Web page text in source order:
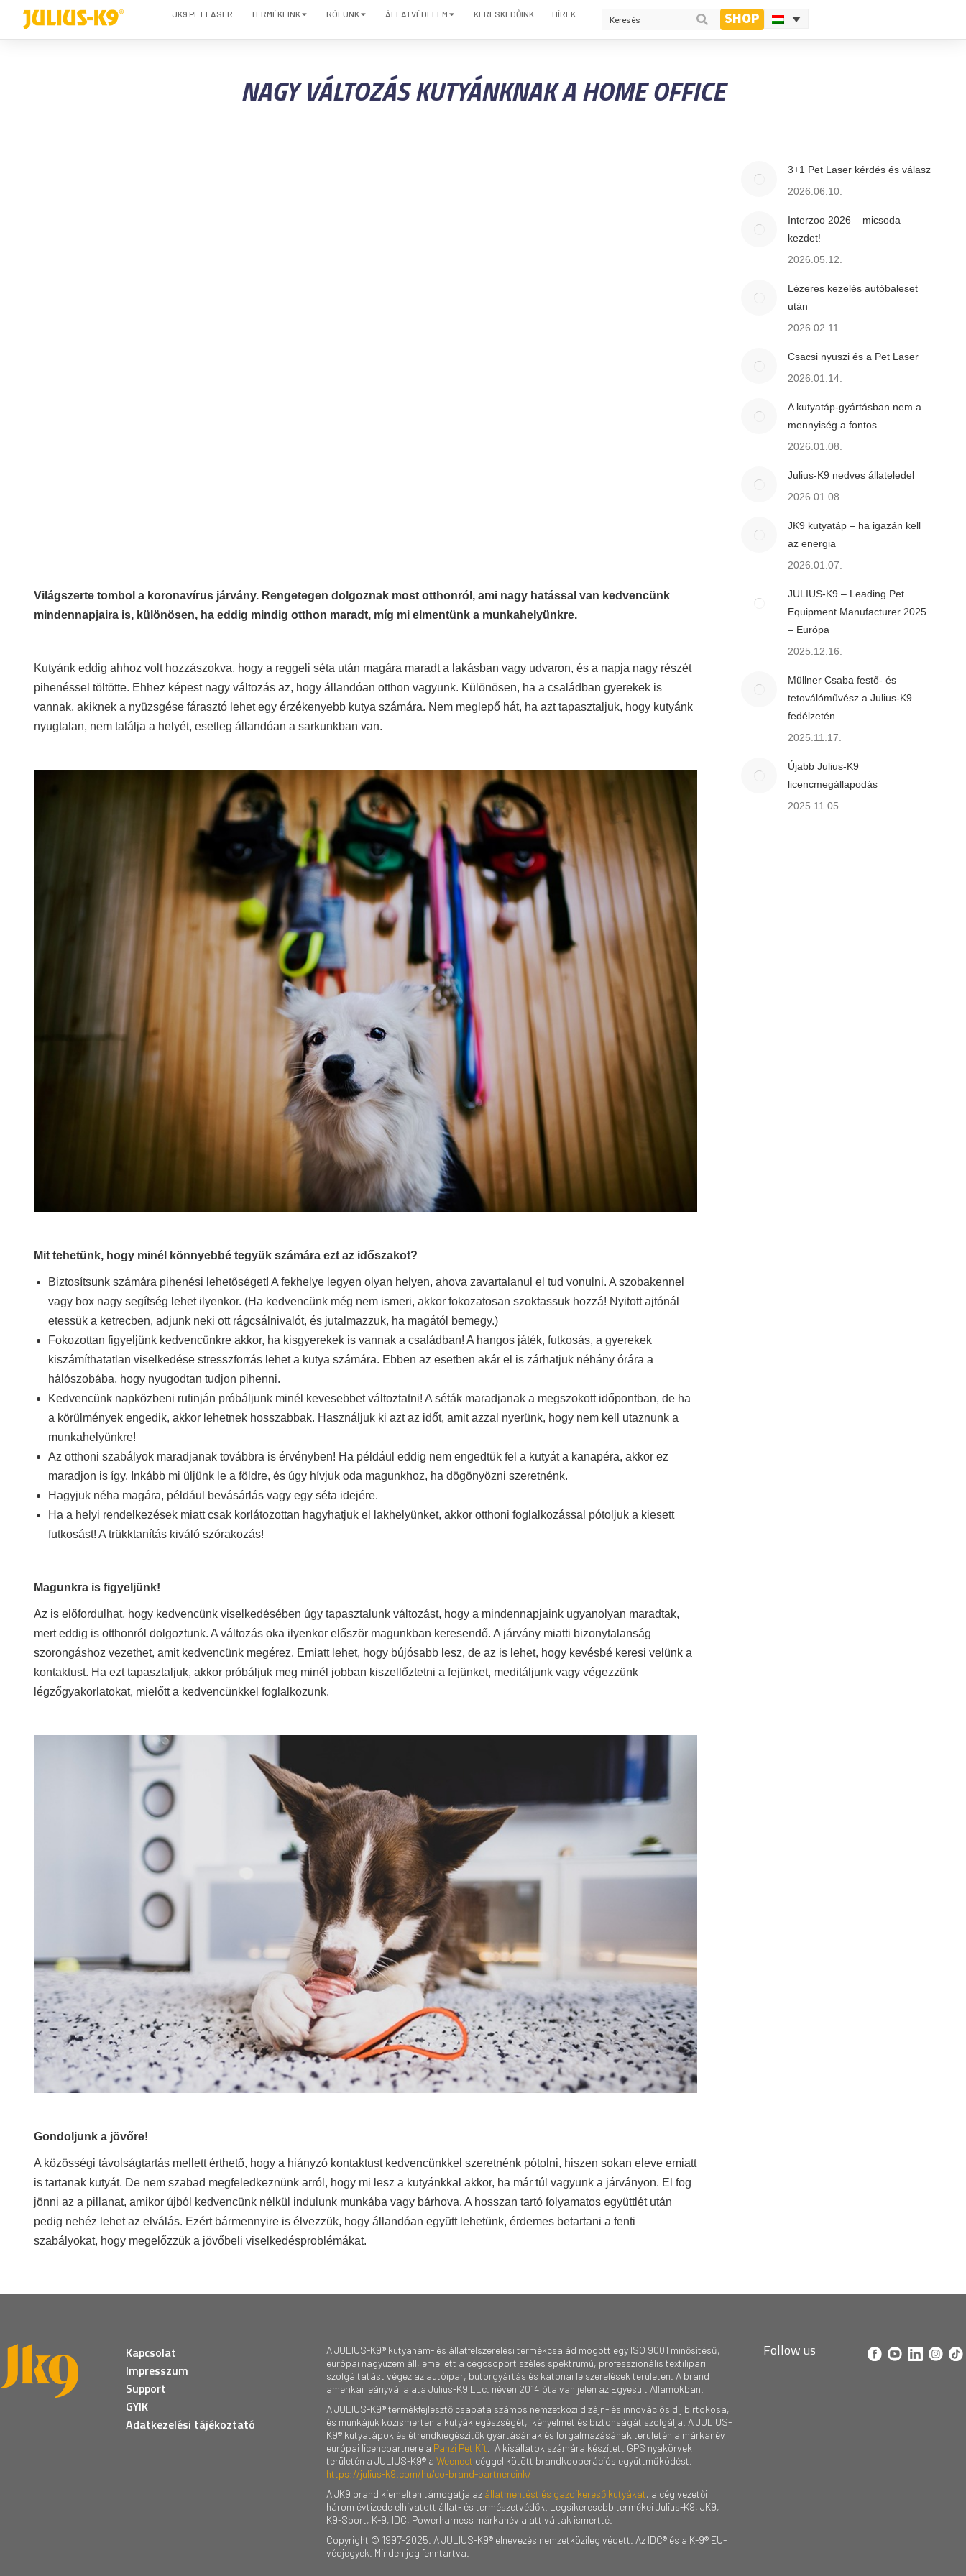
JK9 PET LASER TERMÉKEINK RÓLUNK ÁLLATVÉDELEM KERESKEDŐINK HÍREK SHOP
NAGY VÁLTOZÁS KUTYÁNKNAK A HOME OFFICE
Világszerte tombol a koronavírus járvány. Rengetegen dolgoznak most otthonról, ami nagy hatással van kedvencünk
mindennapjaira is, különösen, ha eddig mindig otthon maradt, míg mi elmentünk a munkahelyünkre.
Kutyánk eddig ahhoz volt hozzászokva, hogy a reggeli séta után magára maradt a lakásban vagy udvaron, és a napja nagy részét
pihenéssel töltötte. Ehhez képest nagy változás az, hogy állandóan otthon vagyunk. Különösen, ha a családban gyerekek is
vannak, akiknek a nyüzsgése fárasztó lehet egy érzékenyebb kutya számára. Nem meglepő hát, ha azt tapasztaljuk, hogy kutyánk
nyugtalan, nem találja a helyét, esetleg állandóan a sarkunkban van.
Mit tehetünk, hogy minél könnyebbé tegyük számára ezt az időszakot?
Biztosítsunk számára pihenési lehetőséget! A fekhelye legyen olyan helyen, ahova zavartalanul el tud vonulni. A szobakennel
vagy box nagy segítség lehet ilyenkor. (Ha kedvencünk még nem ismeri, akkor fokozatosan szoktassuk hozzá! Nyitott ajtónál
etessük a ketrecben, adjunk neki ott rágcsálnivalót, és jutalmazzuk, ha magától bemegy.)
Fokozottan figyeljünk kedvencünkre akkor, ha kisgyerekek is vannak a családban! A hangos játék, futkosás, a gyerekek
kiszámíthatatlan viselkedése stresszforrás lehet a kutya számára. Ebben az esetben akár el is zárhatjuk néhány órára a
hálószobába, hogy nyugodtan tudjon pihenni.
Kedvencünk napközbeni rutinján próbáljunk minél kevesebbet változtatni! A séták maradjanak a megszokott időpontban, de ha
a körülmények engedik, akkor lehetnek hosszabbak. Használjuk ki azt az időt, amit azzal nyerünk, hogy nem kell utaznunk a
munkahelyünkre!
Az otthoni szabályok maradjanak továbbra is érvényben! Ha például eddig nem engedtük fel a kutyát a kanapéra, akkor ez
maradjon is így. Inkább mi üljünk le a földre, és úgy hívjuk oda magunkhoz, ha dögönyözni szeretnénk.
Hagyjuk néha magára, például bevásárlás vagy egy séta idejére.
Ha a helyi rendelkezések miatt csak korlátozottan hagyhatjuk el lakhelyünket, akkor otthoni foglalkozással pótoljuk a kiesett
futkosást! A trükktanítás kiváló szórakozás!
Magunkra is figyeljünk!
Az is előfordulhat, hogy kedvencünk viselkedésében úgy tapasztalunk változást, hogy a mindennapjaink ugyanolyan maradtak,
mert eddig is otthonról dolgoztunk. A változás oka ilyenkor először magunkban keresendő. A járvány miatti bizonytalanság
szorongáshoz vezethet, amit kedvencünk megérez. Emiatt lehet, hogy bújósabb lesz, de az is lehet, hogy kevésbé keresi velünk a
kontaktust. Ha ezt tapasztaljuk, akkor próbáljuk meg minél jobban kiszellőztetni a fejünket, meditáljunk vagy végezzünk
légzőgyakorlatokat, mielőtt a kedvencünkkel foglalkozunk.
Gondoljunk a jövőre!
A közösségi távolságtartás mellett érthető, hogy a hiányzó kontaktust kedvencünkkel szeretnénk pótolni, hiszen sokan eleve emiatt
is tartanak kutyát. De nem szabad megfeledkeznünk arról, hogy mi lesz a kutyánkkal akkor, ha már túl vagyunk a járványon. El fog
jönni az a pillanat, amikor újból kedvencünk nélkül indulunk munkába vagy bárhova. A hosszan tartó folyamatos együttlét után
pedig nehéz lehet az elválás. Ezért bármennyire is élvezzük, hogy állandóan együtt lehetünk, érdemes betartani a fenti
szabályokat, hogy megelőzzük a jövőbeli viselkedésproblémákat.
3+1 Pet Laser kérdés és válasz
2026.06.10.
Interzoo 2026 – micsoda
kezdet!
2026.05.12.
Lézeres kezelés autóbaleset
után
2026.02.11.
Csacsi nyuszi és a Pet Laser
2026.01.14.
A kutyatáp-gyártásban nem a
mennyiség a fontos
2026.01.08.
Julius-K9 nedves állateledel
2026.01.08.
JK9 kutyatáp – ha igazán kell
az energia
2026.01.07.
JULIUS-K9 – Leading Pet
Equipment Manufacturer 2025
– Európa
2025.12.16.
Müllner Csaba festő- és
tetoválóművész a Julius-K9
fedélzetén
2025.11.17.
Újabb Julius-K9
licencmegállapodás
2025.11.05.
Kapcsolat
Impresszum
Support
GYIK
Adatkezelési tájékoztató
A JULIUS-K9® kutyahám- és állatfelszerelési termékcsalád mögött egy ISO 9001 minősítésű,
európai nagyüzem áll, emellett a cégcsoport széles spektrumú, professzionális textilipari
szolgáltatást végez az autóipar, bútorgyártás és katonai felszerelések területén. A brand
amerikai leányvállalata Julius-K9 LLc. néven 2014 óta van jelen az Egyesült Államokban.
A JULIUS-K9® termékfejlesztő csapata számos nemzetközi dizájn- és innovációs díj birtokosa,
és munkájuk közismerten a kutyák egészségét, kényelmét és biztonságát szolgálja. A JULIUS-
K9® kutyatápok és étrendkiegészítők gyártásának és forgalmazásának területén a márkanév
európai licencpartnere a Panzi Pet Kft . A kisállatok számára készített GPS nyakörvek
területén a JULIUS-K9® a Weenect céggel kötött brandkooperációs együttműködést.
https://julius-k9.com/hu/co-brand-partnereink/
A JK9 brand kiemelten támogatja az állatmentést és gazdikereső kutyákat, a cég vezetői
három évtizede elhivatott állat- és természetvédők. Legsikeresebb termékei Julius-K9, JK9,
K9-Sport, K-9, IDC, Powerharness márkanév alatt váltak ismertté.
Copyright © 1997-2025. A JULIUS-K9® elnevezés nemzetközileg védett. Az IDC® és a K-9® EU-
védjegyek. Minden jog fenntartva.
Follow us